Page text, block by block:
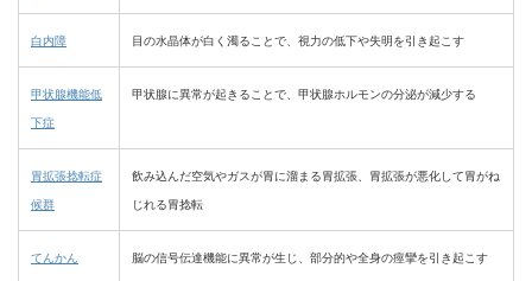
白内障 目の水晶体が白く濁ることで、視力の低下や失明を引き起こす
甲状腺機能低
下症
甲状腺に異常が起きることで、甲状腺ホルモンの分泌が減少する
胃拡張捻転症
候群
飲み込んだ空気やガスが胃に溜まる胃拡張、胃拡張が悪化して胃がね
じれる胃捻転
てんかん 脳の信号伝達機能に異常が生じ、部分的や全身の痙攣を引き起こす